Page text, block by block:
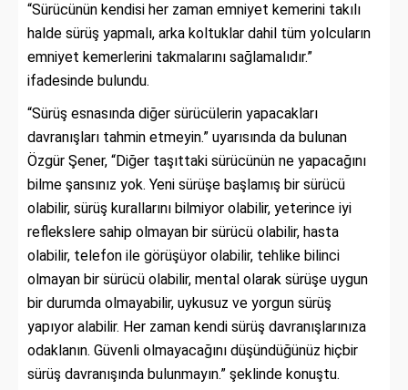
“Sürücünün kendisi her zaman emniyet kemerini takılı
halde sürüş yapmalı, arka koltuklar dahil tüm yolcuların
emniyet kemerlerini takmalarını sağlamalıdır.”
ifadesinde bulundu.
“Sürüş esnasında diğer sürücülerin yapacakları
davranışları tahmin etmeyin.” uyarısında da bulunan
Özgür Şener, “Diğer taşıttaki sürücünün ne yapacağını
bilme şansınız yok. Yeni sürüşe başlamış bir sürücü
olabilir, sürüş kurallarını bilmiyor olabilir, yeterince iyi
reflekslere sahip olmayan bir sürücü olabilir, hasta
olabilir, telefon ile görüşüyor olabilir, tehlike bilinci
olmayan bir sürücü olabilir, mental olarak sürüşe uygun
bir durumda olmayabilir, uykusuz ve yorgun sürüş
yapıyor alabilir. Her zaman kendi sürüş davranışlarınıza
odaklanın. Güvenli olmayacağını düşündüğünüz hiçbir
sürüş davranışında bulunmayın.” şeklinde konuştu.